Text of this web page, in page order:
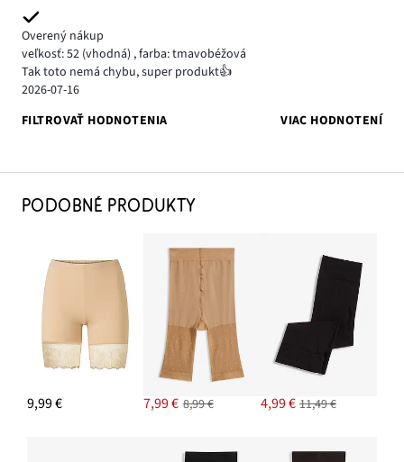
Overený nákup
veľkosť: 52 (vhodná) ,farba: tmavobéžová
Tak toto nemá chybu, super produkt👍
2026-07-16
FILTROVAŤ HODNOTENIA
VIAC HODNOTENÍ
PODOBNÉ PRODUKTY
9,99 € 7,99 € 8,99 € 4,99 € 11,49 €